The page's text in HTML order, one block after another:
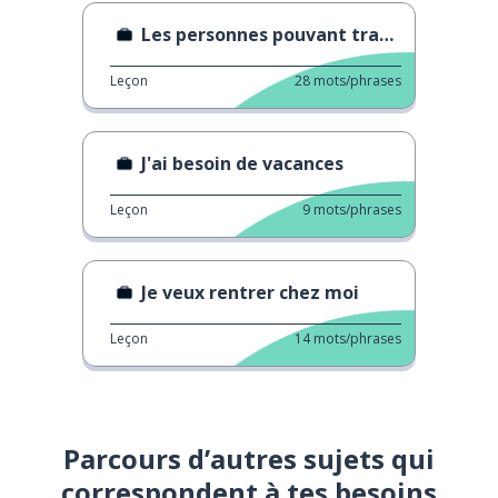
Les personnes pouvant travailler sont stupéfaites
Leçon 28 mots/phrases
J'ai besoin de vacances
Leçon 9 mots/phrases
Je veux rentrer chez moi
Leçon 14 mots/phrases
Parcours d’autres sujets qui